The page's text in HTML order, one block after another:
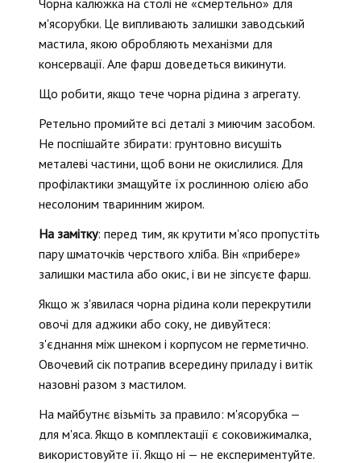
м'ясорубки. Це випливають залишки заводський
мастила, якою обробляють механізми для
консервації. Але фарш доведеться викинути.
Що робити, якщо тече чорна рідина з агрегату.
Ретельно промийте всі деталі з миючим засобом.
Не поспішайте збирати: грунтовно висушіть
металеві частини, щоб вони не окислилися. Для
профілактики змащуйте їх рослинною олією або
несолоним тваринним жиром.
На замітку: перед тим, як крутити м'ясо пропустіть
пару шматочків черствого хліба. Він «прибере»
залишки мастила або окис, і ви не зіпсуєте фарш.
Якщо ж з'явилася чорна рідина коли перекрутили
овочі для аджики або соку, не дивуйтеся:
з'єднання між шнеком і корпусом не герметично.
Овочевий сік потрапив всередину приладу і витік
назовні разом з мастилом.
На майбутнє візьміть за правило: м'ясорубка —
для м'яса. Якщо в комплектації є соковижималка,
використовуйте її. Якщо ні — не експериментуйте.